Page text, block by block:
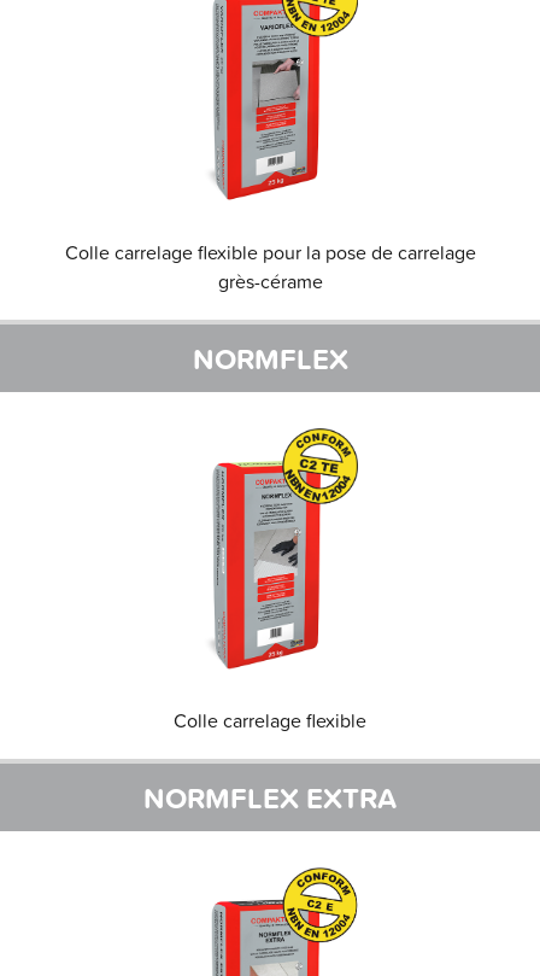
Colle carrelage flexible pour la pose de carrelage
grès-cérame
NORMFLEX
Colle carrelage flexible
NORMFLEX EXTRA